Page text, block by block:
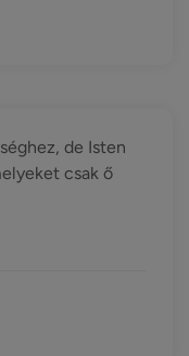
de Isten
csak ő